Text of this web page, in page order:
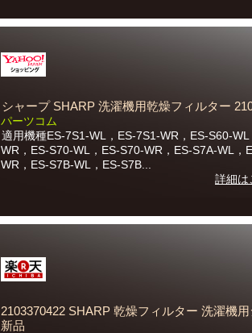
シャープ SHARP 洗濯機用乾燥フィルター
パーツコム
適用機種ES-7S1-WL，ES-7S1-WR，ES-S60-
WR，ES-S70-WL，ES-S70-WR，ES-S7A-WL，
WR，ES-S7B-WL，ES-S7B...
詳細は
2103370422 SHARP 乾燥フィルター 洗濯機
新品